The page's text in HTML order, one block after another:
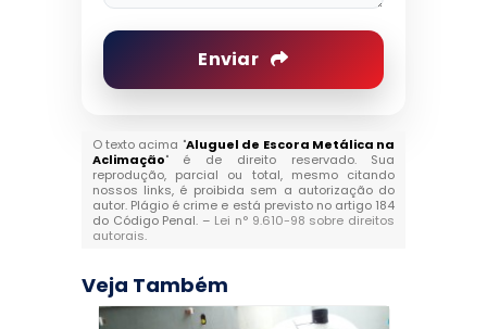
Enviar
O texto acima "Aluguel de Escora Metálica na
Aclimação" é de direito reservado. Sua
reprodução, parcial ou total, mesmo citando
nossos links, é proibida sem a autorização do
autor. Plágio é crime e está previsto no artigo 184
do Código Penal. – Lei n° 9.610-98 sobre direitos
autorais.
Veja Também